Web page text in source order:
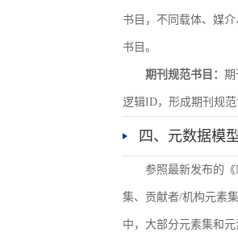
书目，不同载体、媒
书目。
期刊规范书目： 期
逻辑ID，形成期刊规
四、元数据模
参照最新发布的
集、贡献者/机构元素
中，大部分元素集和